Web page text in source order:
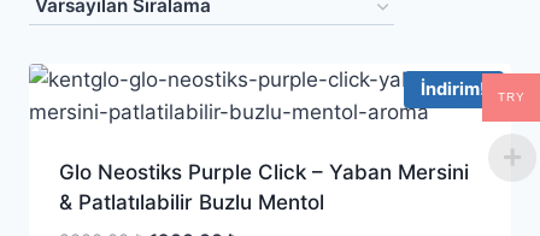
İndirim!
Glo Neostiks Purple Click – Yaban Mersini
& Patlatılabilir Buzlu Mentol
TRY